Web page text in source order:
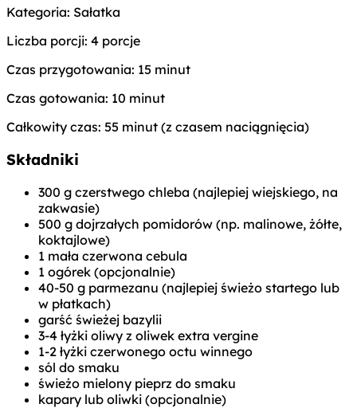
Kategoria: Sałatka
Liczba porcji: 4 porcje
Czas przygotowania: 15 minut
Czas gotowania: 10 minut
Całkowity czas: 55 minut (z czasem naciągnięcia)
Składniki
300 g czerstwego chleba (najlepiej wiejskiego, na
zakwasie)
500 g dojrzałych pomidorów (np. malinowe, żółte,
koktajlowe)
1 mała czerwona cebula
1 ogórek (opcjonalnie)
40-50 g parmezanu (najlepiej świeżo startego lub
w płatkach)
garść świeżej bazylii
3-4 łyżki oliwy z oliwek extra vergine
1-2 łyżki czerwonego octu winnego
sól do smaku
świeżo mielony pieprz do smaku
kapary lub oliwki (opcjonalnie)